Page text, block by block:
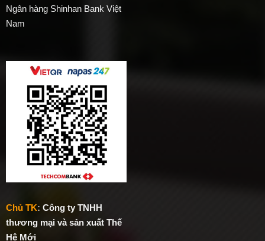
Ngân hàng Shinhan Bank Việt
Nam
Chủ TK: Công ty TNHH
thương mại và sản xuất Thế
Hệ Mới